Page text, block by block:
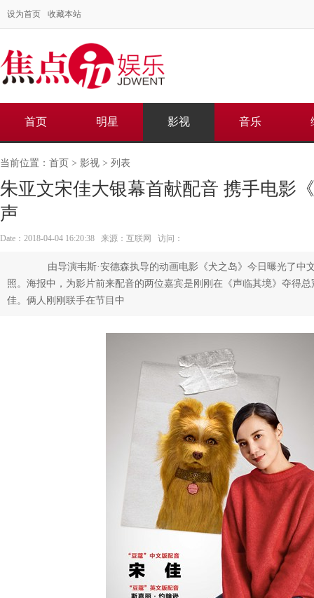
设为首页 收藏本站
首页 明星 影视 音乐
当前位置： 首页 > 影视 > 列表
朱亚文宋佳大银幕首献配音 携手电影
声
Date：2018-04-04 16:20:38 来源：互联网 访问：
由导演韦斯·安德森执导的动画电影《犬之岛》今日曝光了中
照。海报中，为影片前来配音的两位嘉宾是刚刚在《声临其境》夺得
佳。俩人刚刚联手在节目中